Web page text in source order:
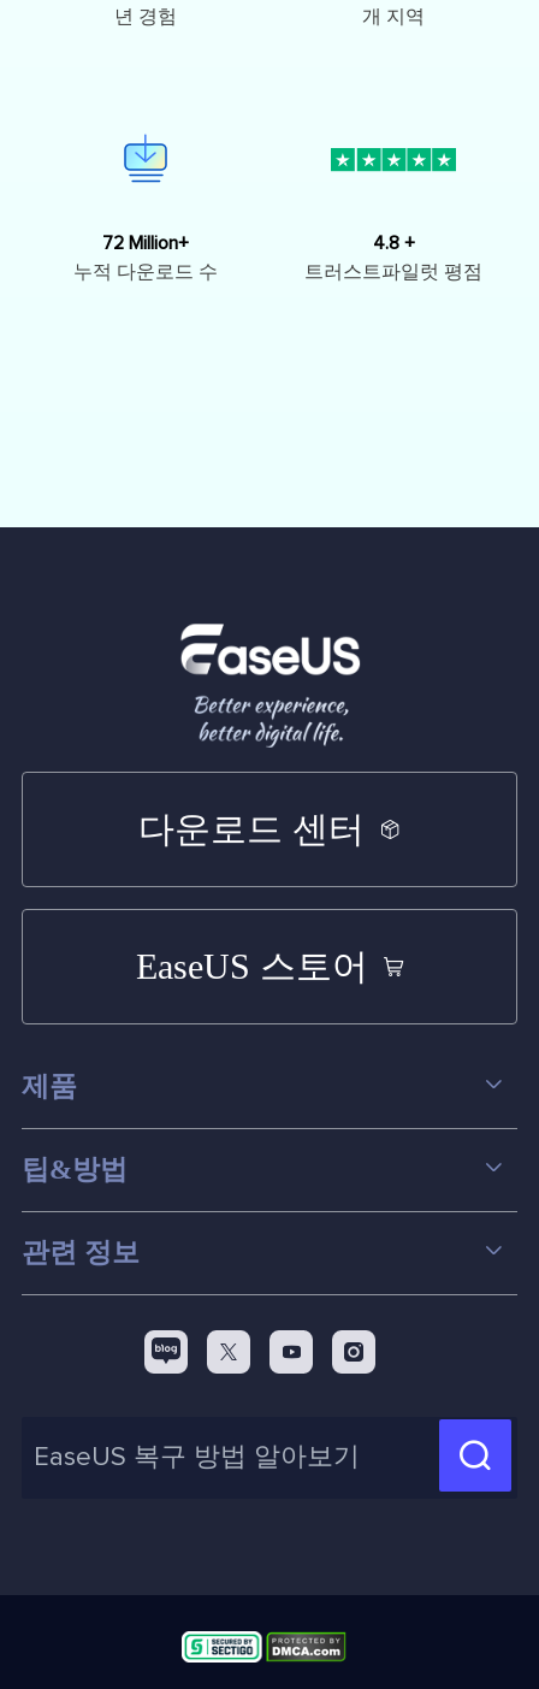
년 경험
개 지역
72 Million+
누적 다운로드 수
4.8 +
트러스트파일럿 평점
다운로드 센터
EaseUS 스토어
제품
데이터 복구
파티션 관리
스크린 레코더
백업&복원
신제품 New
팁&방법
컴퓨터 데이터 복구 팁
맥 데이터 복구 팁
디스크 파티션 팁
화면 녹화 팁
인사이트 보고서
관련 정보
리셀러
제휴 문의
  
